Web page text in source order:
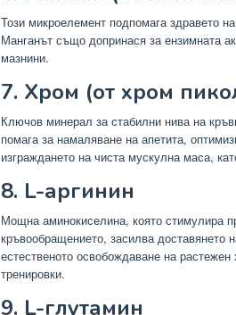
Този микроелемент подпомага здравето
Манганът също допринася за ензимната
мазнини.
7. Хром (от хром
Ключов минерал за стабилни нива на
помага за намаляване на апетита,
изграждането на чиста мускулна маса,
8. L-аргинин
Мощна аминокиселина, която стимулира
кръвообращението, засилва доставянето
естественото освобождаване на
тренировки.
9. L-глутамин